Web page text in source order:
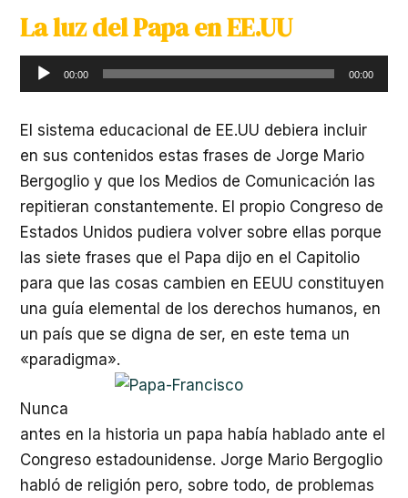
La luz del Papa en EE.UU
Reproductor
de
00:00 00:00
El sistema educacional de EE.UU debiera incluir
en sus contenidos estas frases de Jorge Mario
Bergoglio y que los Medios de Comunicación las
repitieran constantemente. El propio Congreso de
Estados Unidos pudiera volver sobre ellas porque
las siete frases que el Papa dijo en el Capitolio
para que las cosas cambien en EEUU constituyen
una guía elemental de los derechos humanos, en
un país que se digna de ser, en este tema un
«paradigma».
Nunca
antes en la historia un papa había hablado ante el
Congreso estadounidense. Jorge Mario Bergoglio
habló de religión pero, sobre todo, de problemas